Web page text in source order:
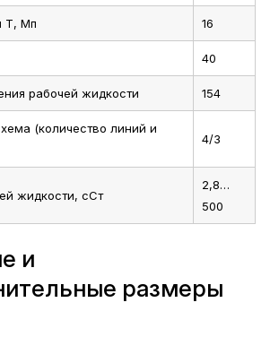
T, Мп 16
40
рабочей жидкости 154
(количество линий и
4/3
жидкости, сСт
2,8…
500
и
размеры